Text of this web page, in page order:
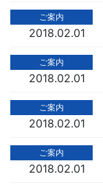
ご案内
2018.02.01
ご案内
2018.02.01
ご案内
2018.02.01
ご案内
2018.02.01